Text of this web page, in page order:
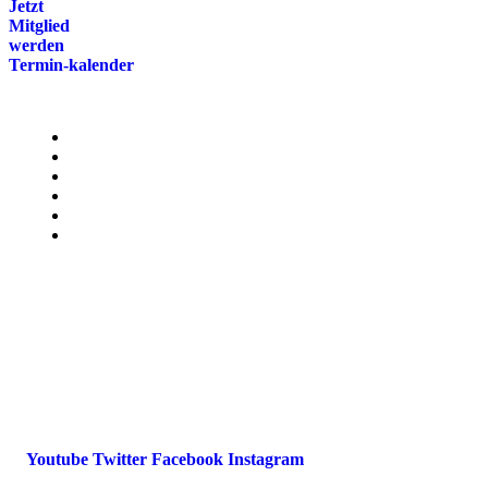
Jetzt
Mitglied
werden
Termin-kalender
Menü
Youtube Twitter Facebook Instagram